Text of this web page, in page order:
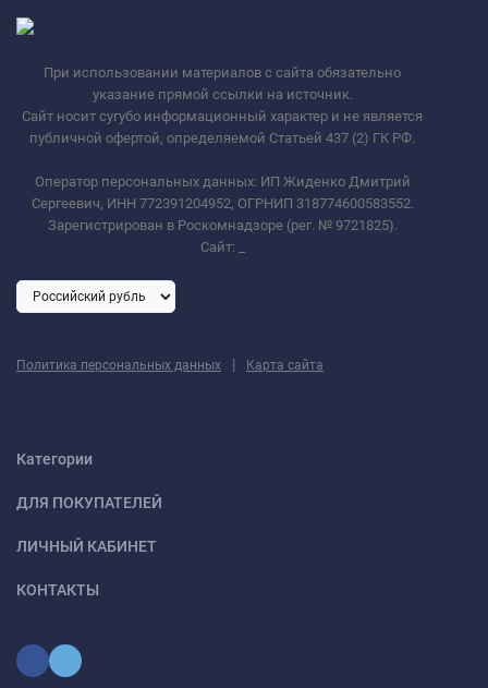
При использовании материалов с сайта обязательно
указание прямой ссылки на источник.
Сайт носит сугубо информационный характер и не является
публичной офертой, определяемой Статьей 437 (2) ГК РФ.
Оператор персональных данных: ИП Жиденко Дмитрий
Сергеевич, ИНН 772391204952, ОГРНИП 318774600583552.
Зарегистрирован в Роскомнадзоре (рег. № 9721825).
Сайт:
Политика персональных данных | Карта сайта
Категории
ДЛЯ ПОКУПАТЕЛЕЙ
ЛИЧНЫЙ КАБИНЕТ
КОНТАКТЫ